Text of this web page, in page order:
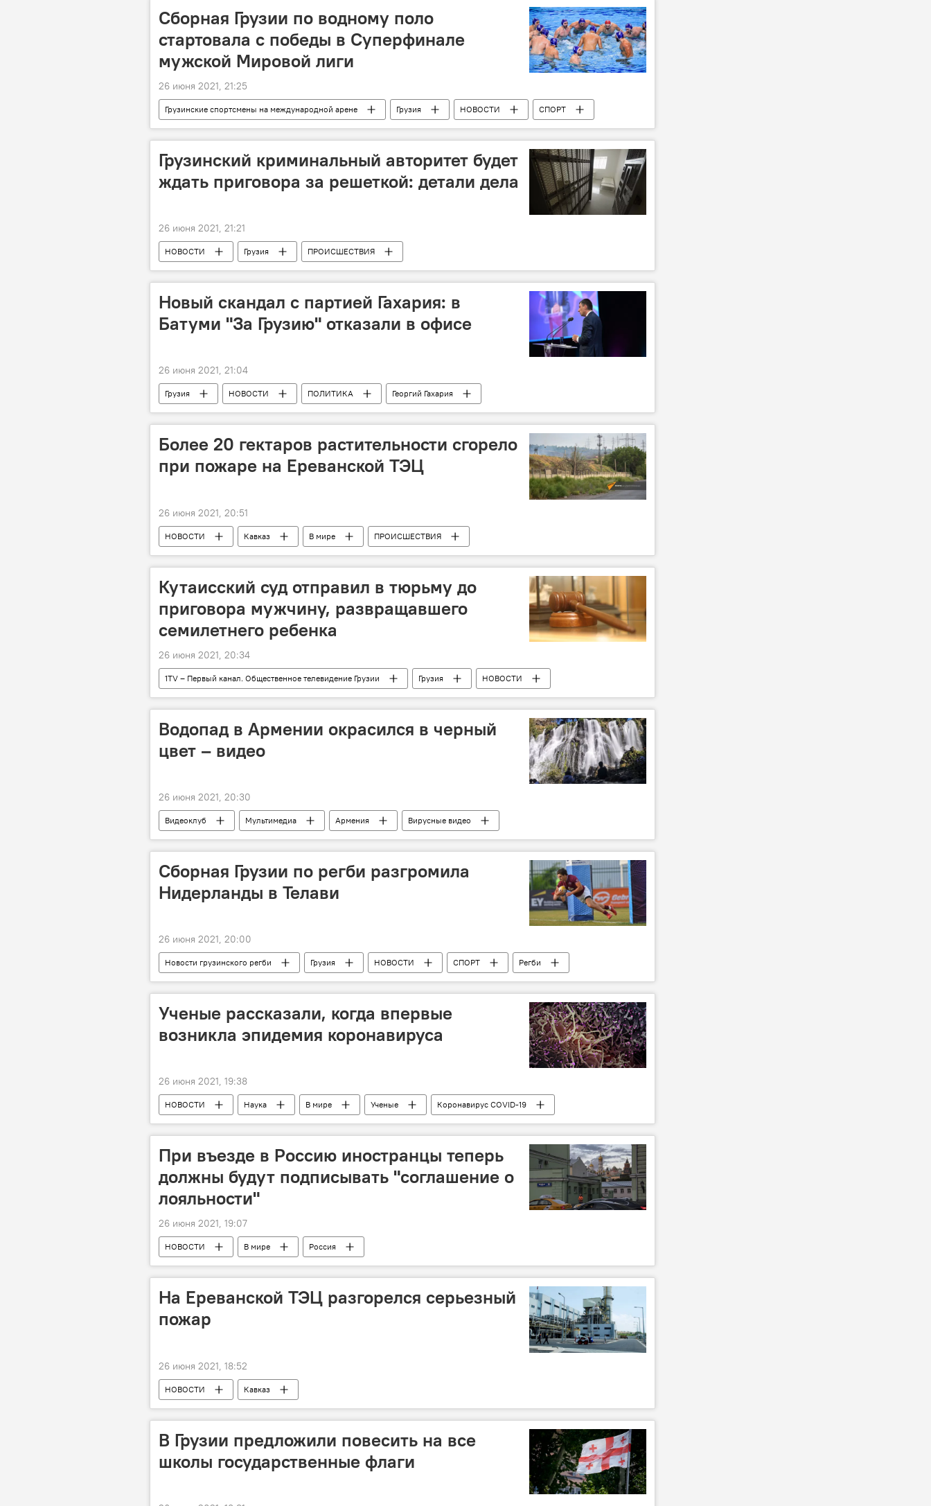
Сборная Грузии по водному поло
стартовала с победы в Суперфинале
мужской Мировой лиги
26 июня 2021, 21:25
Грузинские спортсмены на международной арене Грузия НОВОСТИ СПОРТ
Грузинский криминальный авторитет будет
ждать приговора за решеткой: детали дела
26 июня 2021, 21:21
НОВОСТИ Грузия ПРОИСШЕСТВИЯ
Новый скандал с партией Гахария: в
Батуми "За Грузию" отказали в офисе
26 июня 2021, 21:04
Грузия НОВОСТИ ПОЛИТИКА Георгий Гахария
Более 20 гектаров растительности сгорело
при пожаре на Ереванской ТЭЦ
26 июня 2021, 20:51
НОВОСТИ Кавказ В мире ПРОИСШЕСТВИЯ
Кутаисский суд отправил в тюрьму до
приговора мужчину, развращавшего
семилетнего ребенка
26 июня 2021, 20:34
1TV – Первый канал. Общественное телевидение Грузии Грузия
НОВОСТИ
ПРОИСШЕСТВИЯ
Водопад в Армении окрасился в черный
цвет – видео
26 июня 2021, 20:30
Видеоклуб Мультимедиа Армения Вирусные видео
Сборная Грузии по регби разгромила
Нидерланды в Телави
26 июня 2021, 20:00
Новости грузинского регби Грузия НОВОСТИ СПОРТ
Регби
Нидерланды
Ученые рассказали, когда впервые
возникла эпидемия коронавируса
26 июня 2021, 19:38
НОВОСТИ Наука В мире Ученые Коронавирус COVID-19
При въезде в Россию иностранцы теперь
должны будут подписывать "соглашение о
лояльности"
26 июня 2021, 19:07
НОВОСТИ В мире Россия
На Ереванской ТЭЦ разгорелся серьезный
пожар
26 июня 2021, 18:52
НОВОСТИ Кавказ
В Грузии предложили повесить на все
школы государственные флаги